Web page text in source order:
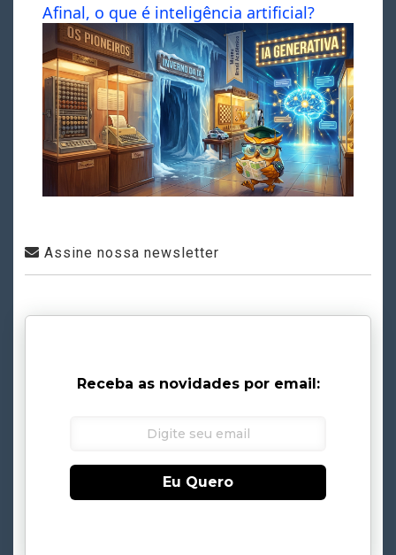
Afinal, o que é inteligência artificial?
Assine nossa newsletter
Receba as novidades por email:
Eu Quero